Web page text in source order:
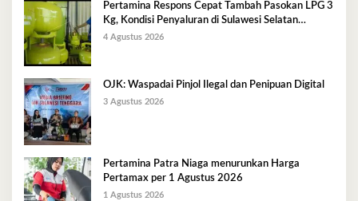
Pertamina Respons Cepat Tambah Pasokan LPG 3
Kg, Kondisi Penyaluran di Sulawesi Selatan
Berlangsung Kondusif
4 Agustus 2026
OJK: Waspadai Pinjol Ilegal dan Penipuan Digital
3 Agustus 2026
Pertamina Patra Niaga menurunkan Harga
Pertamax per 1 Agustus 2026
1 Agustus 2026